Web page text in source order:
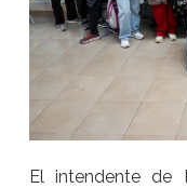
El intendente de